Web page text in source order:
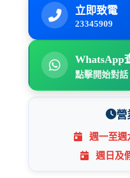
快捷系統電腦專業維修
九龍灣德福花園
上門電腦維
維修電腦、電腦上門維修
蘋果 索尼,新力 東芝 康柏
戴爾電腦修理 富士通
fujitsu手提電腦維修
不幸入水macbook 維修
(未經我修,未算絕望)
心可靠 一直以專業，認真態
立即致電
23345909
WhatsApp
點擊開始對話
營
週一至週
週日及